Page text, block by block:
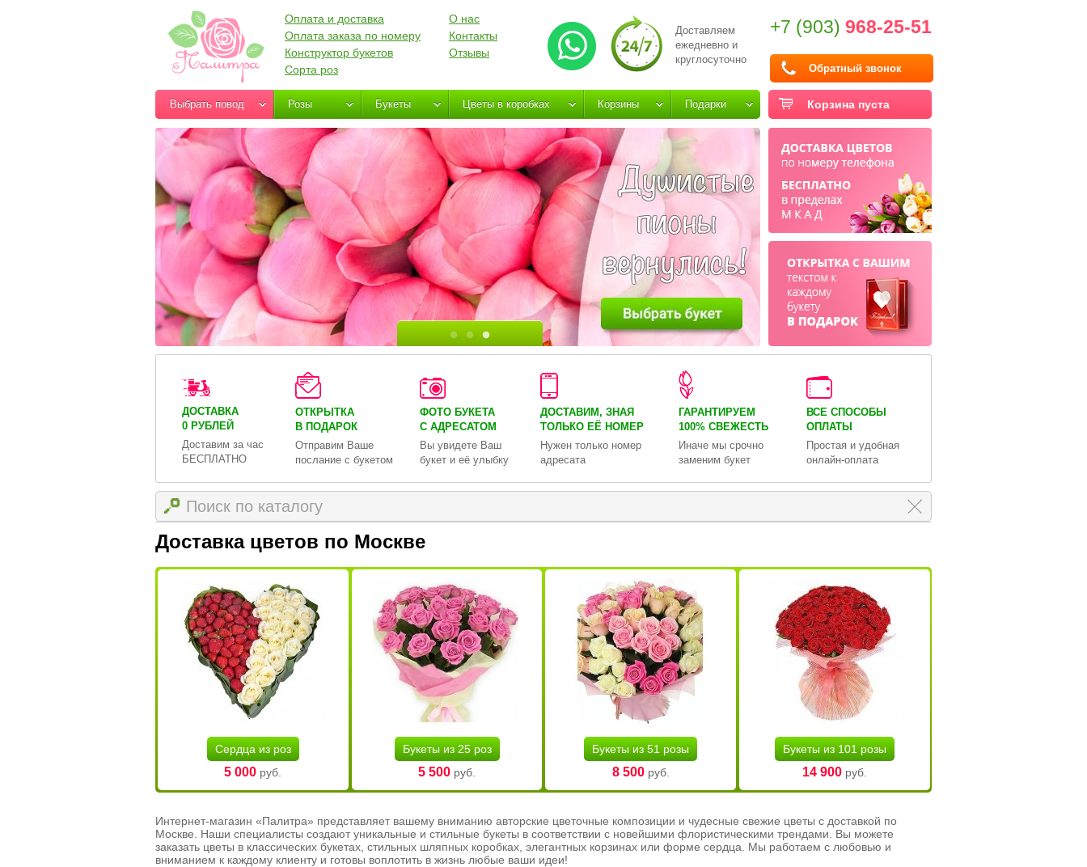
Доставляем
ежедневно и
круглосуточно
+7 (903) 968-25-51
Обратный звонок
Оплата и доставка
Оплата заказа по номеру
Конструктор букетов
Сорта роз
О нас
Контакты
Отзывы
Корзина пуста
Выбрать повод Розы Букеты Цветы в коробках Корзины Подарки
ДОСТАВКА
0 РУБЛЕЙ
Доставим за час
БЕСПЛАТНО
ОТКРЫТКА
В ПОДАРОК
Отправим Ваше
послание с букетом
ФОТО БУКЕТА
С АДРЕСАТОМ
Вы увидете Ваш
букет и её улыбку
ДОСТАВИМ, ЗНАЯ
ТОЛЬКО ЕЁ НОМЕР
Нужен только номер
адресата
ГАРАНТИРУЕМ
100% СВЕЖЕСТЬ
Иначе мы срочно
заменим букет
ВСЕ СПОСОБЫ
ОПЛАТЫ
Простая и удобная
онлайн-оплата
Доставка цветов по Москве
Сердца из роз
5 000 руб.
Букеты из 25 роз
5 500 руб.
Букеты из 51 розы
8 500руб.
Букеты из 101 розы
14 900руб.
Интернет-магазин «Палитра» представляет вашему вниманию авторские цветочные композиции и чудесные свежие цветы с доставкой по
Москве. Наши специалисты создают уникальные и стильные букеты в соответствии с новейшими флористическими трендами. Вы можете
заказать цветы в классических букетах, стильных шляпных коробках, элегантных корзинах или форме сердца. Мы работаем с любовью и
вниманием к каждому клиенту и готовы воплотить в жизнь любые ваши идеи!